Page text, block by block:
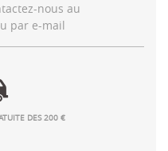
nous au
par e-mail
DES 200 €